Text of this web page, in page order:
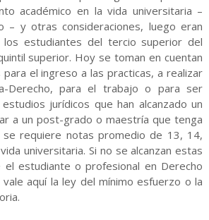
académico en la vida universitaria –
– y otras consideraciones, luego eran
los estudiantes del tercio superior del
superior. Hoy se toman en cuentan
el ingreso a las practicas, a realizar
Derecho, para el trabajo o para ser
jurídicos que han alcanzado un
a un post-grado o maestría que tenga
requiere notas promedio de 13, 14,
universitaria. Si no se alcanzan estas
el estudiante o profesional en Derecho
aquí la ley del mínimo esfuerzo o la